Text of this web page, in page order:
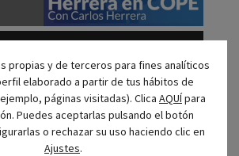
de los más
propias y de terceros para fines analíticos
elaborado a partir de tus hábitos de
páginas visitadas). Clica AQUÍpara
Puedes aceptarlas pulsando el botón
o rechazar su uso haciendo clic en
Ajustes.